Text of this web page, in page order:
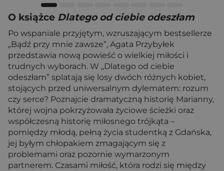
O książce Dlatego od ciebie odeszłam
Po wspaniale przyjętym, wzruszającym bestsellerze
„Bądź przy mnie zawsze”, Agata Przybyłek
przedstawia nową powieść o wielkiej miłości i
trudnych wyborach. W „Dlatego od ciebie
odeszłam” splatają się losy dwóch różnych kobiet,
stojących przed uniwersalnym dylematem: rozum
czy serce? Poznajcie dramatyczną historię Marianny,
której wojna pokrzyżowała życiowe ścieżki oraz
współczesną historię miłosnego trójkąta –
pomiędzy młodą, pełną życia studentką z Gdańska,
jej byłym chłopakiem zmagającym się z
problemami oraz pozornie wymarzonym
partnerem. Czasami miłość, która rodzi się między